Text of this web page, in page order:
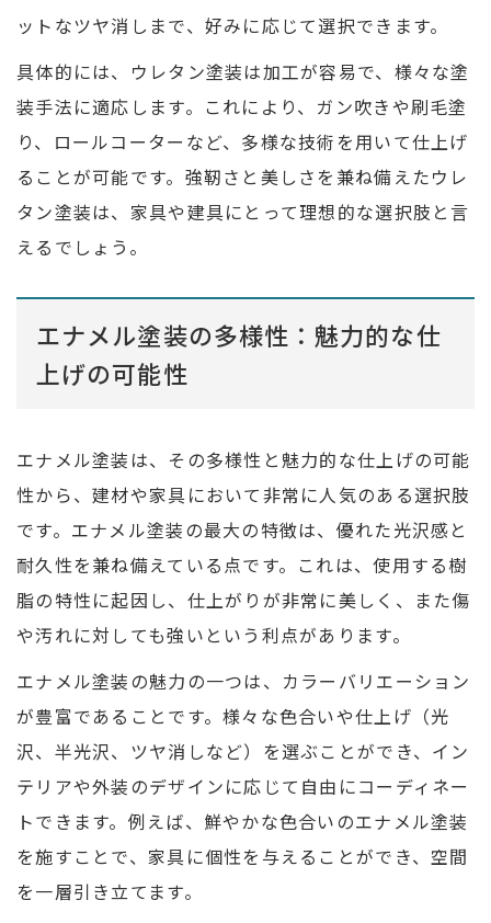
ットなツヤ消しまで、好みに応じて選択できます。
具体的には、ウレタン塗装は加工が容易で、様々な塗
装手法に適応します。これにより、ガン吹きや刷毛塗
り、ロールコーターなど、多様な技術を用いて仕上げ
ることが可能です。強靭さと美しさを兼ね備えたウレ
タン塗装は、家具や建具にとって理想的な選択肢と言
えるでしょう。
エナメル塗装の多様性：魅力的な仕
上げの可能性
エナメル塗装は、その多様性と魅力的な仕上げの可能
性から、建材や家具において非常に人気のある選択肢
です。エナメル塗装の最大の特徴は、優れた光沢感と
耐久性を兼ね備えている点です。これは、使用する樹
脂の特性に起因し、仕上がりが非常に美しく、また傷
や汚れに対しても強いという利点があります。
エナメル塗装の魅力の一つは、カラーバリエーション
が豊富であることです。様々な色合いや仕上げ（光
沢、半光沢、ツヤ消しなど）を選ぶことができ、イン
テリアや外装のデザインに応じて自由にコーディネー
トできます。例えば、鮮やかな色合いのエナメル塗装
を施すことで、家具に個性を与えることができ、空間
を一層引き立てます。